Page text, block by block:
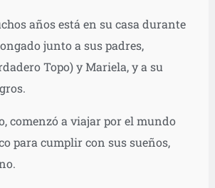
años está en su casa durante
junto a sus padres,
Topo) y Mariela, y a su
comenzó a viajar por el mundo
para cumplir con sus sueños,